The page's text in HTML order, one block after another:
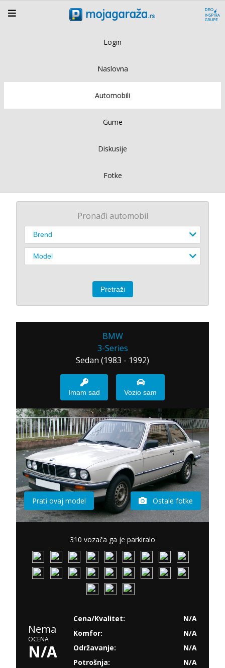
Login
Naslovna
Automobili
Gume
Diskusije
Fotke
Pronađi automobil
BMW
3-Series
Sedan (1983 - 1992)
Imam sad Vozio sam
Prati ovaj model Ostale fotke
310 vozača ga je parkiralo
Nema
OCENA
N/A
Cena/Kvalitet:
N/A
Komfor:
N/A
Održavanje:
N/A
Potrošnja:
N/A